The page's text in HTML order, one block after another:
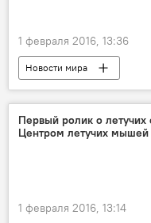
1 февраля 2016, 13:36
Новости мира
Первый ролик о летучих
Центром летучих мышей
1 февраля 2016, 13:14